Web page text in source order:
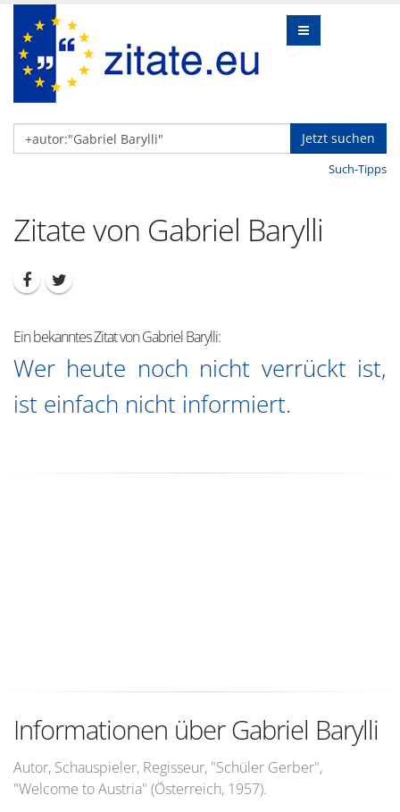
Jetzt suchen
Such-Tipps
Zitate von Gabriel Barylli
Ein bekanntes Zitat von Gabriel Barylli:
Wer heute noch nicht verrückt ist,
ist einfach nicht informiert.
Informationen über Gabriel Barylli
Autor, Schauspieler, Regisseur, "Schüler Gerber",
"Welcome to Austria" (Österreich, 1957).